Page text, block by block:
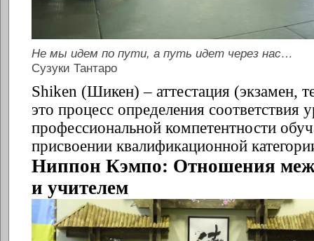
Не мы идем по пути, а путь идет через нас…
Сузуки Тантаро
Shiken (Шикен) – аттестация (экзамен,
это процесс определения соответствия
профессиональной компетентности
присвоении квалификационной
Ниппон Кэмпо: Отношения
и учителем